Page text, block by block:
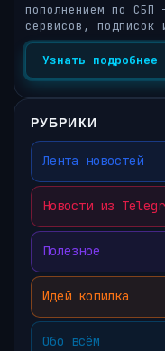
пополнением по СБП
сервисов, подписок
Узнать подробнее
РУБРИКИ
Лента новостей
Новости из
Полезное
Идей копилка
Обо всём